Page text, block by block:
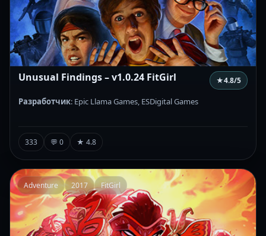
Unusual Findings – v1.0.24 FitGirl ★4.8/5
Разработчик: Epic Llama Games, ESDigital Games
333 💬 0 ★ 4.8
Adventure 2017 FitGirl